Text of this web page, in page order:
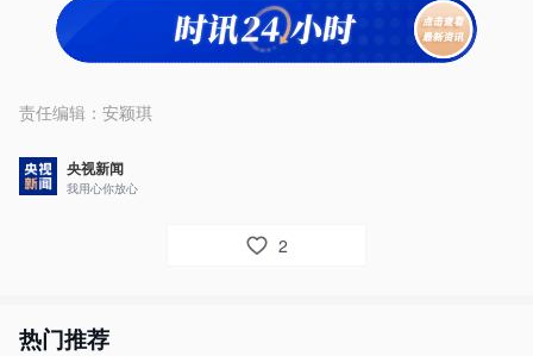
责任编辑： 安颖琪
央视新闻
我用心你放心
2
热门推荐